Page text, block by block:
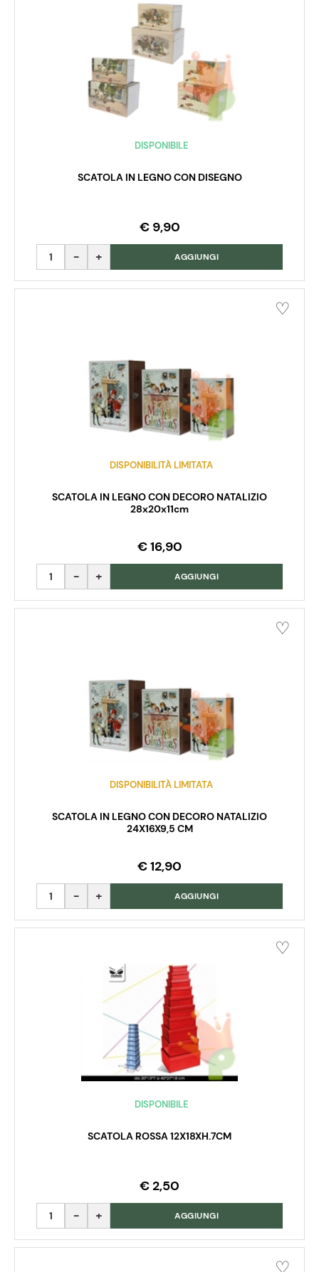
DISPONIBILE
SCATOLA IN LEGNO CON DISEGNO
€ 9,90
Quantità AGGIUNGI
DISPONIBILITÀ LIMITATA
SCATOLA IN LEGNO CON DECORO NATALIZIO
28x20x11cm
€ 16,90
Quantità AGGIUNGI
DISPONIBILITÀ LIMITATA
SCATOLA IN LEGNO CON DECORO NATALIZIO
24X16X9,5 CM
€ 12,90
Quantità AGGIUNGI
DISPONIBILE
SCATOLA ROSSA 12X18XH.7CM
€ 2,50
Quantità AGGIUNGI